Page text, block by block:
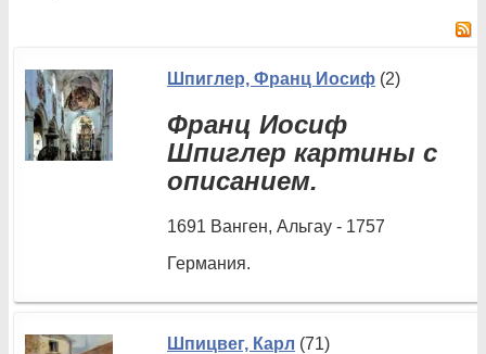
Шпиглер, Франц Иосиф (2)
Франц Иосиф
Шпиглер картины с
описанием.
1691 Ванген, Альгау - 1757
Германия.
Шпицвег, Карл (71)